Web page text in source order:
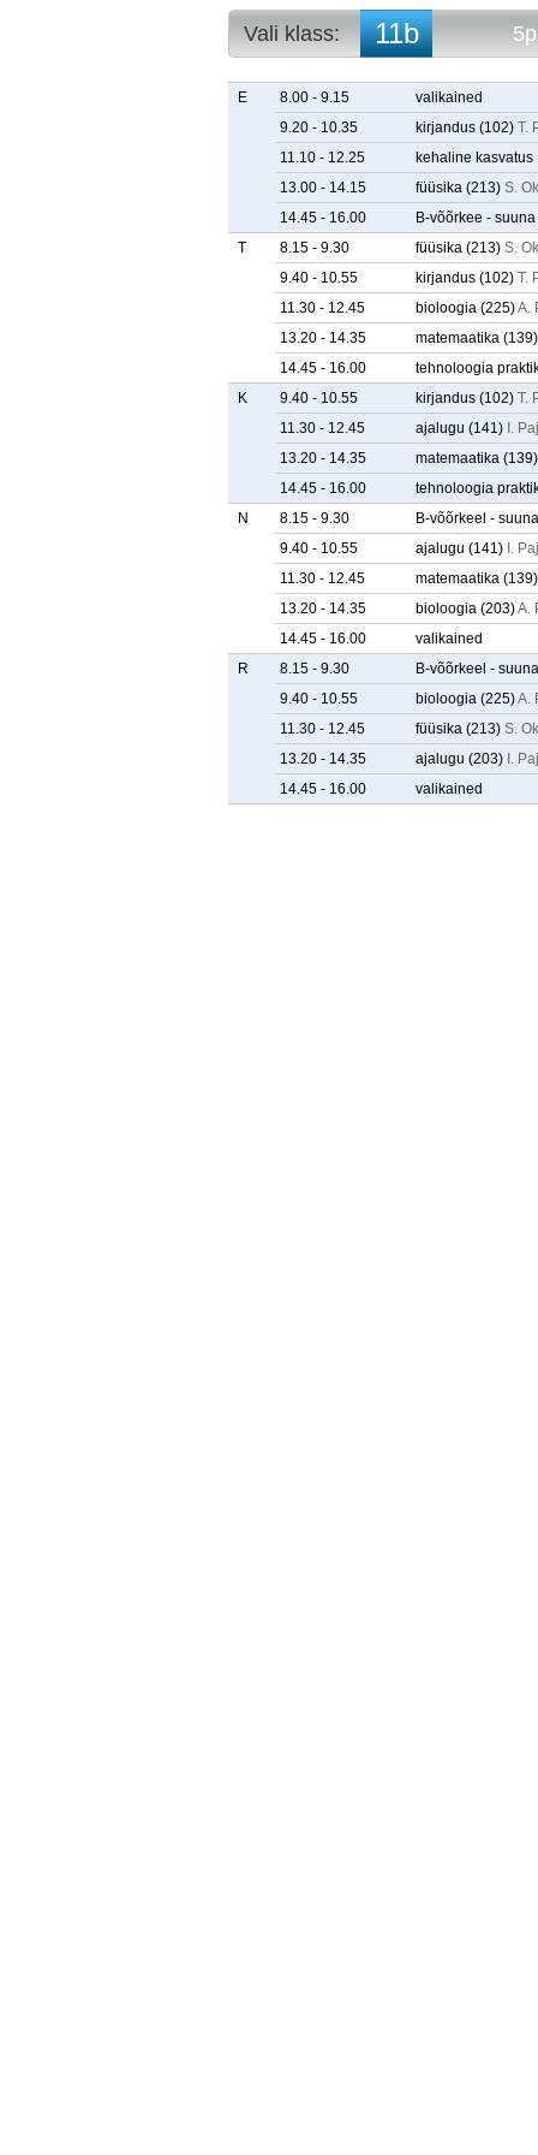
Vali klass: 11b
10c
11b
11c
12a
12b
12e
5p. tunniplaan
E 8.00 - 9.15
valikained
9.20 - 10.35
kirjandus (102) T.
11.10 - 12.25
kehaline kasvatus
13.00 - 14.15
füüsika (213) S.
14.45 - 16.00
B-võõrkee -
T
8.15 - 9.30 füüsika (213) S.
9.40 - 10.55
kirjandus (102) T.
11.30 - 12.45
bioloogia (225)A.
13.20 - 14.35
matemaatika (139)
14.45 - 16.00
tehnoloogia
K
9.40 - 10.55 kirjandus (102) T.
11.30 - 12.45
ajalugu (141) I.
13.20 - 14.35
matemaatika (139)
14.45 - 16.00
tehnoloogia
N
8.15 - 9.30
B-võõrkeel -
9.40 - 10.55
ajalugu (141) I.
11.30 - 12.45
matemaatika (139)
13.20 - 14.35
bioloogia (203)A.
14.45 - 16.00
valikained
R
8.15 - 9.30
B-võõrkeel -
9.40 - 10.55
bioloogia (225)A.
11.30 - 12.45
füüsika (213) S.
13.20 - 14.35
ajalugu (203) I.
14.45 - 16.00
valikained